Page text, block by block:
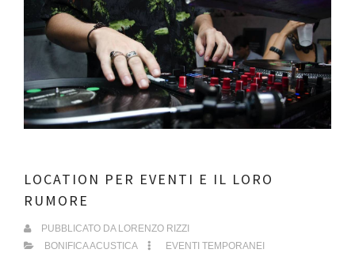
LOCATION PER EVENTI E IL LORO
RUMORE
PUBBLICATO DA LORENZO RIZZI
BONIFICA ACUSTICA
EVENTI TEMPORANEI